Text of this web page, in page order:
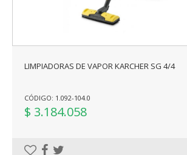
LIMPIADORAS DE VAPOR KARCHER SG 4/4
CÓDIGO: 1.092-104.0
$ 3.184.058